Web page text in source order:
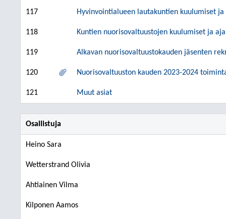
117 Hyvinvointialueen lautakuntien kuulumiset
118 Kuntien nuorisovaltuustojen kuulumiset ja
119 Alkavan nuorisovaltuustokauden jäsenten
120 Nuorisovaltuuston kauden 2023-2024
121 Muut asiat
Osallistuja
Heino Sara
Wetterstrand Olivia
Ahtiainen Vilma
Kilponen Aamos